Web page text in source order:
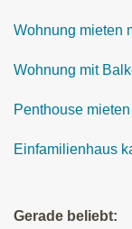
Wohnung mieten
Wohnung mit
Penthouse
Einfamilienhaus
Gerade beliebt: